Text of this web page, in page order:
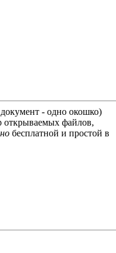
- одно окошко)
открываемых файлов,
бесплатной и простой в